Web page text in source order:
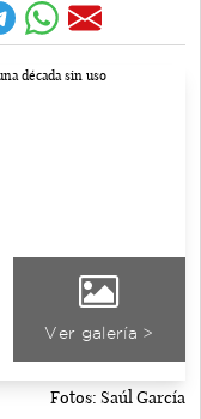
Ver galería >
Fotos: Saúl García